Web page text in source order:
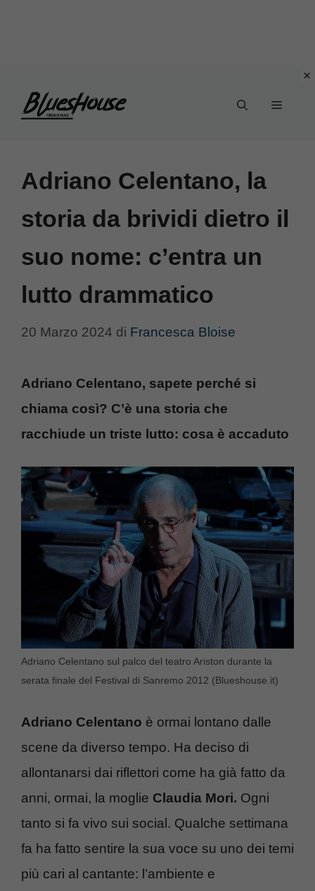
Menu
Adriano Celentano, la
storia da brividi dietro il
suo nome: c’entra un
lutto drammatico
20 Marzo 2024 di Francesca Bloise
Adriano Celentano, sapete perché si
chiama così? C’è una storia che
racchiude un triste lutto: cosa è accaduto
Adriano Celentano sul palco del teatro Ariston durante la
serata finale del Festival di Sanremo 2012 (Blueshouse.it)
Adriano Celentano è ormai lontano dalle
scene da diverso tempo. Ha deciso di
allontanarsi dai riflettori come ha già fatto da
anni, ormai, la moglie Claudia Mori. Ogni
tanto si fa vivo sui social. Qualche settimana
fa ha fatto sentire la sua voce su uno dei temi
più cari al cantante: l’ambiente e